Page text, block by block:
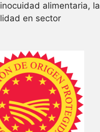
alimentaria, la
en sector